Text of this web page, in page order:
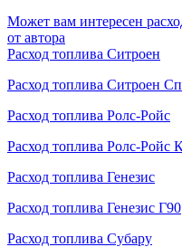
Может вам интересен
от автора
Расход топлива Ситроен
Расход топлива Ситроен
Расход топлива Ролс-Ройс
Расход топлива Ролс-Ройс
Расход топлива Генезис
Расход топлива Генезис Г90
Расход топлива Субару